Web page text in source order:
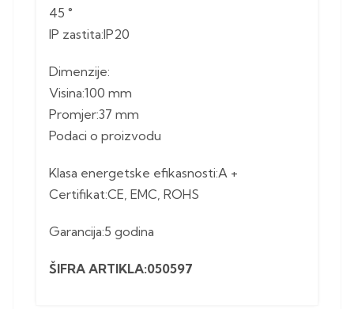
45 °
IP zastita:IP20
Dimenzije:
Visina:100 mm
Promjer:37 mm
Podaci o proizvodu
Klasa energetske efikasnosti:A +
Certifikat:CE, EMC, ROHS
Garancija:5 godina
ŠIFRA ARTIKLA:050597